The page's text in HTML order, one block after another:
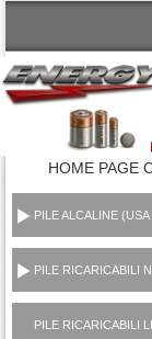
HOME PAGE
PILE ALCALINE (USA
GETTA CONSUMER)
PILE RICARICABILI
1,2V
PILE RICARICABILI